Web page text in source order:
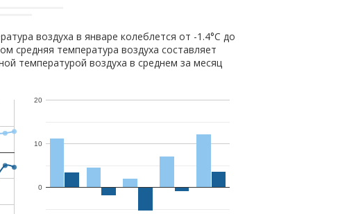
воздуха в январе колеблется от -1.4°C до
средняя температура воздуха составляет
температурой воздуха в среднем за месяц
0
10
20